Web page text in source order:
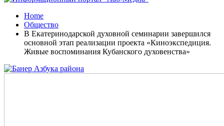
Home
Общество
В Екатеринодарской духовной семинарии завершился
основной этап реализации проекта «Киноэкспедиция.
Живые воспоминания Кубанского духовенства»